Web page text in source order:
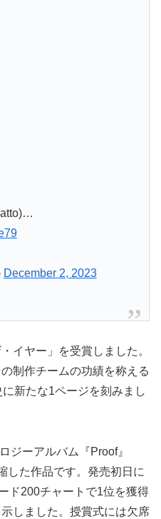
December 2, 2023
イヤー」を受賞しました。
制作チームの功績を称える
新たな1ページを刻みまし
ジーアルバム『Proof』
した作品です。発売初日に
ド200チャートで1位を獲得
しました。授賞式には欠席